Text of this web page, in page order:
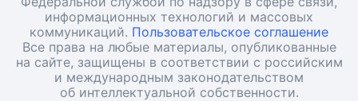
информационных технологий и массовых
коммуникаций. Пользовательское соглашение
Все права на любые материалы, опубликованные
на сайте, защищены в соответствии с российским
и международным законодательством
об интеллектуальной собственности.